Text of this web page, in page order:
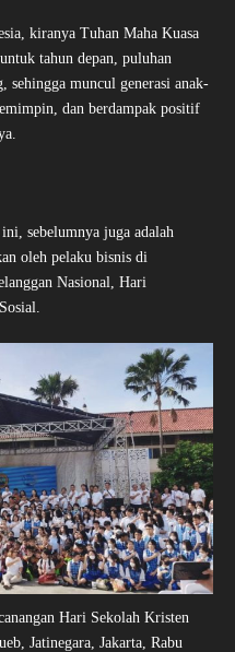
kiranya Tuhan Maha Kuasa
tahun depan, puluhan
sehingga muncul generasi anak-
dan berdampak positif
sebelumnya juga adalah
oleh pelaku bisnis di
Nasional, Hari
Hari Sekolah Kristen
Jatinegara, Jakarta, Rabu